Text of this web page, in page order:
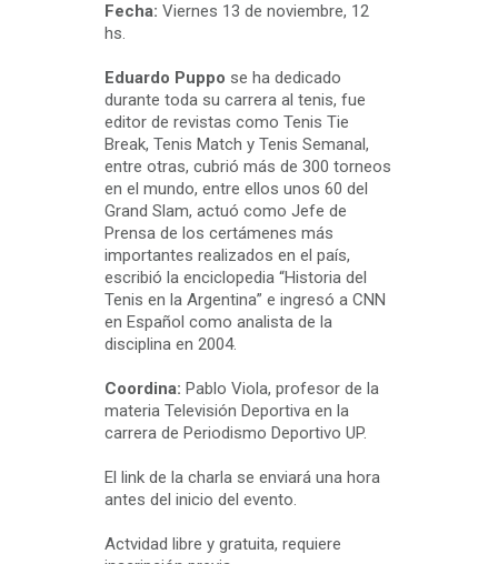
Fecha: Viernes 13 de noviembre, 12
hs.
Eduardo Puppo se ha dedicado
durante toda su carrera al tenis, fue
editor de revistas como Tenis Tie
Break, Tenis Match y Tenis Semanal,
entre otras, cubrió más de 300 torneos
en el mundo, entre ellos unos 60 del
Grand Slam, actuó como Jefe de
Prensa de los certámenes más
importantes realizados en el país,
escribió la enciclopedia “Historia del
Tenis en la Argentina” e ingresó a CNN
en Español como analista de la
disciplina en 2004.
Coordina: Pablo Viola, profesor de la
materia Televisión Deportiva en la
carrera de Periodismo Deportivo UP.
El link de la charla se enviará una hora
antes del inicio del evento.
Actvidad libre y gratuita, requiere